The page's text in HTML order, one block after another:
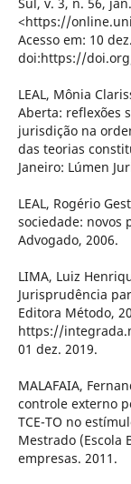
<https://
Acesso em: 10
doi:https://
LEAL, Mônia
Aberta: reflexões
jurisdição na
das teorias
Janeiro: Lúmen
LEAL, Rogério
sociedade: novos
Advogado, 2006.
LIMA, Luiz
Jurisprudência
Editora Método,
https://
01 dez. 2019.
MALAFAIA,
controle externo
TCE-TO no
Mestrado (Escola
empresas. 2011.